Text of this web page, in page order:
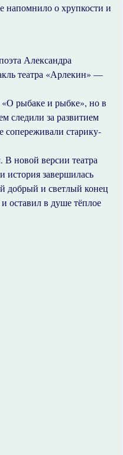
напомнило о хрупкости и
Александра
театра «Арлекин» —
«О рыбаке и рыбке», но в
следили за развитием
сопереживали старику-
новой версии театра
история завершилась
добрый и светлый конец
оставил в душе тёплое